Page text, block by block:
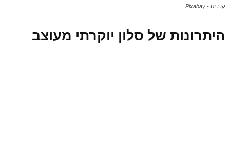
קרדיט - Pixabay
היתרונות של סלון יוקרתי מעוצב